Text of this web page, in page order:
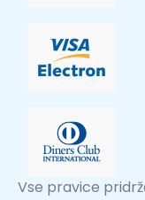
Vse pravice